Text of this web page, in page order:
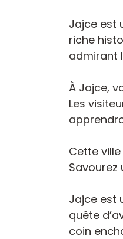
Jajce est
riche
admirant
À Jajce,
Les
Cette
Jajce est
quête
coin